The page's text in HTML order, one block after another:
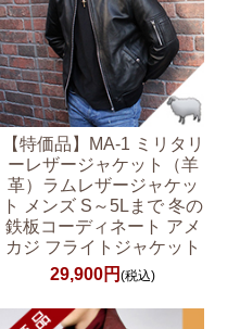
【特価品】MA-1 ミリタリ
ーレザージャケット（羊
革）ラムレザージャケッ
ト メンズ S～5Lまで 冬の
鉄板コーディネート アメ
カジ フライトジャケット
29,900円(税込)